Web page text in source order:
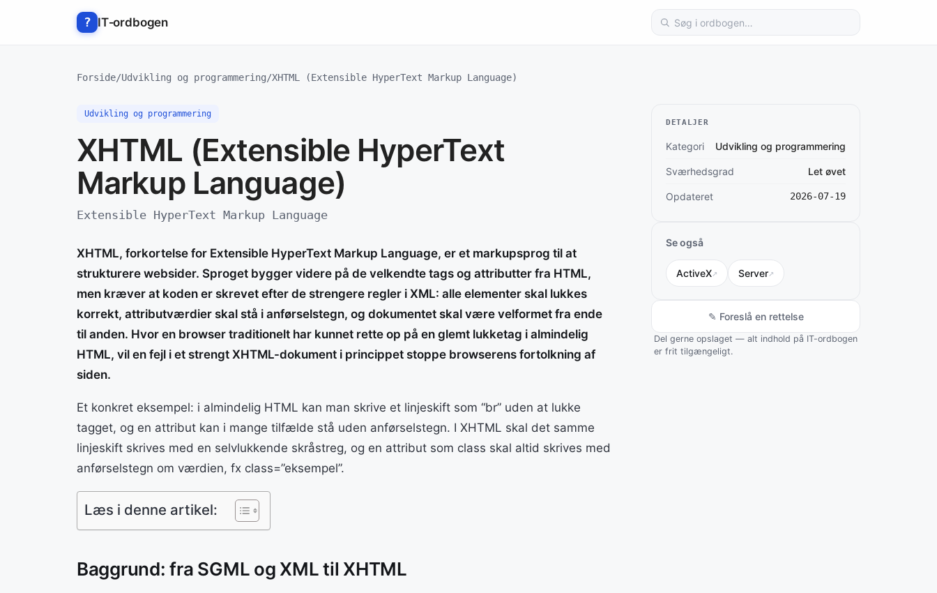
? IT‑ordbogen
Søg
Forside/Udvikling og programmering/XHTML (Extensible HyperText Markup Language)
Udvikling og programmering
XHTML (Extensible HyperText
Markup Language)
Extensible HyperText Markup Language
XHTML, forkortelse for Extensible HyperText Markup Language, er et markupsprog til at
strukturere websider. Sproget bygger videre på de velkendte tags og attributter fra HTML,
men kræver at koden er skrevet efter de strengere regler i XML: alle elementer skal lukkes
korrekt, attributværdier skal stå i anførselstegn, og dokumentet skal være velformet fra ende
til anden. Hvor en browser traditionelt har kunnet rette op på en glemt lukketag i almindelig
HTML, vil en fejl i et strengt XHTML-dokument i princippet stoppe browserens fortolkning af
siden.
Et konkret eksempel: i almindelig HTML kan man skrive et linjeskift som “br” uden at lukke
tagget, og en attribut kan i mange tilfælde stå uden anførselstegn. I XHTML skal det samme
linjeskift skrives med en selvlukkende skråstreg, og en attribut som class skal altid skrives med
anførselstegn om værdien, fx class=”eksempel”.
Læs i denne artikel:
Baggrund: fra SGML og XML til XHTML
DETALJER
Kategori Udvikling og programmering
Sværhedsgrad Let øvet
Opdateret 2026-07-19
Se også
ActiveX↗ Server↗
✎ Foreslå en rettelse
Del gerne opslaget — alt indhold på IT-ordbogen
er frit tilgængeligt.